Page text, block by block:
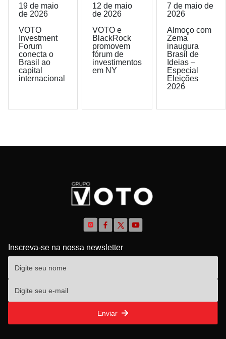
19 de maio
de 2026
VOTO
Investment
Forum
conecta o
Brasil ao
capital
internacional
12 de maio
de 2026
VOTO e
BlackRock
promovem
fórum de
investimentos
em NY
7 de maio de
2026
Almoço com
Zema
inaugura
Brasil de
Ideias –
Especial
Eleições
2026
Inscreva-se na nossa newsletter
Enviar